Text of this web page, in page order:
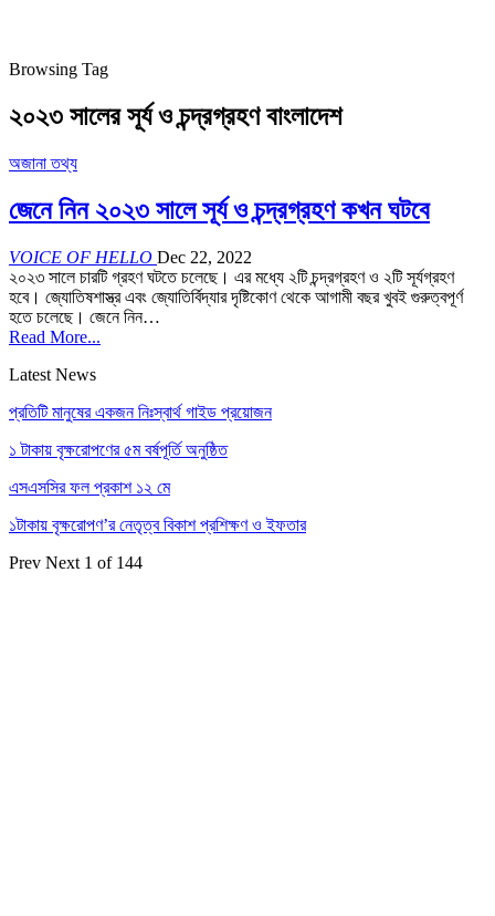
Browsing Tag
২০২৩ সালের সূর্য ও চন্দ্রগ্রহণ বাংলাদেশ
অজানা তথ্য
জেনে নিন ২০২৩ সালে সূর্য ও চন্দ্রগ্রহণ কখন ঘটবে
VOICE OF HELLO Dec 22, 2022
২০২৩ সালে চারটি গ্রহণ ঘটতে চলেছে। এর মধ্যে ২টি চন্দ্রগ্রহণ ও ২টি সূর্যগ্রহণ
হবে। জ্যোতিষশাস্ত্র এবং জ্যোতির্বিদ্যার দৃষ্টিকোণ থেকে আগামী বছর খুবই গুরুত্বপূর্ণ
হতে চলেছে। জেনে নিন…
Read More...
Latest News
প্রতিটি মানুষের একজন নিঃস্বার্থ গাইড প্রয়োজন
১ টাকায় বৃক্ষরোপণের ৫ম বর্ষপূর্তি অনুষ্ঠিত
এসএসসির ফল প্রকাশ ১২ মে
১টাকায় বৃক্ষরোপণ’র নেতৃত্ব বিকাশ প্রশিক্ষণ ও ইফতার
Prev Next 1 of 144